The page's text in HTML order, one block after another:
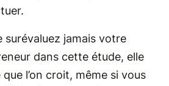
surévaluez jamais votre
dans cette étude, elle
l’on croit, même si vous